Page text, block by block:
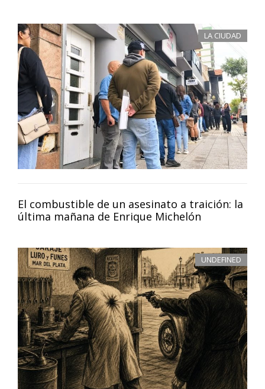
LA CIUDAD
El combustible de un asesinato a traición: la
última mañana de Enrique Michelón
UNDEFINED